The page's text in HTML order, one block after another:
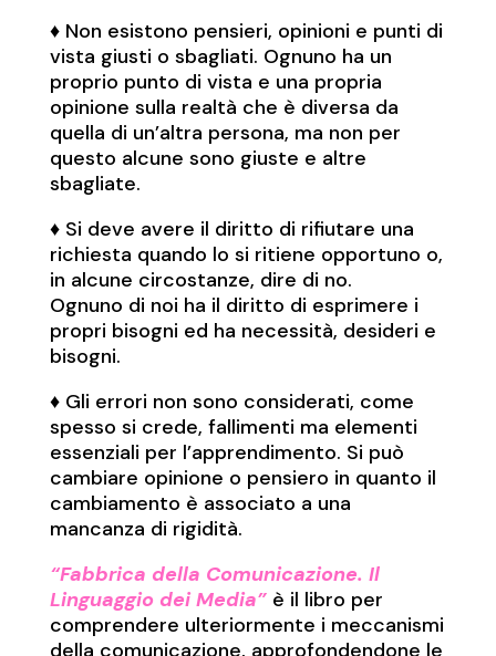
♦︎ Non esistono pensieri, opinioni e punti di
vista giusti o sbagliati. Ognuno ha un
proprio punto di vista e una propria
opinione sulla realtà che è diversa da
quella di un’altra persona, ma non per
questo alcune sono giuste e altre
sbagliate.
♦︎ Si deve avere il diritto di rifiutare una
richiesta quando lo si ritiene opportuno o,
in alcune circostanze, dire di no.
Ognuno di noi ha il diritto di esprimere i
propri bisogni ed ha necessità, desideri e
bisogni.
♦︎ Gli errori non sono considerati, come
spesso si crede, fallimenti ma elementi
essenziali per l’apprendimento. Si può
cambiare opinione o pensiero in quanto il
cambiamento è associato a una
mancanza di rigidità.
“Fabbrica della Comunicazione. Il
Linguaggio dei Media”è il libro per
comprendere ulteriormente i meccanismi
della comunicazione, approfondendone le